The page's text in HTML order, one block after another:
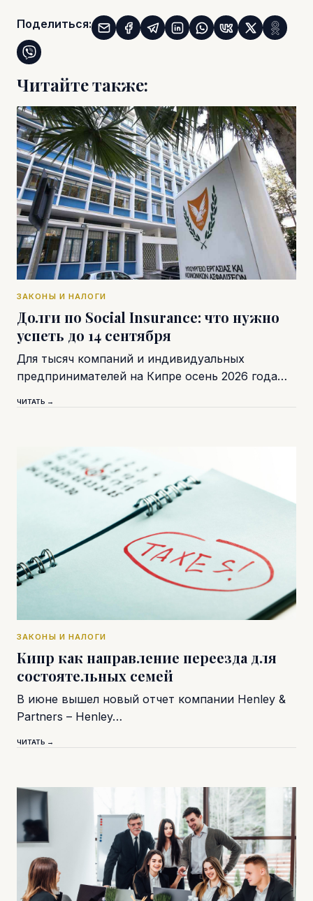
Поделиться:
Читайте также:
ЗАКОНЫ И НАЛОГИ
Долги по Social Insurance: что нужно
успеть до 14 сентября
Для тысяч компаний и индивидуальных
предпринимателей на Кипре осень 2026 года…
ЧИТАТЬ →
ЗАКОНЫ И НАЛОГИ
Кипр как направление переезда для
состоятельных семей
В июне вышел новый отчет компании Henley &
Partners – Henley…
ЧИТАТЬ →